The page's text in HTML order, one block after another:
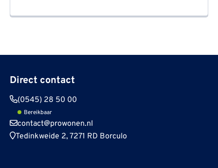
Direct contact
(0545) 28 50 00
Bereikbaar
contact@prowonen.nl
Tedinkweide 2, 7271 RD Borculo